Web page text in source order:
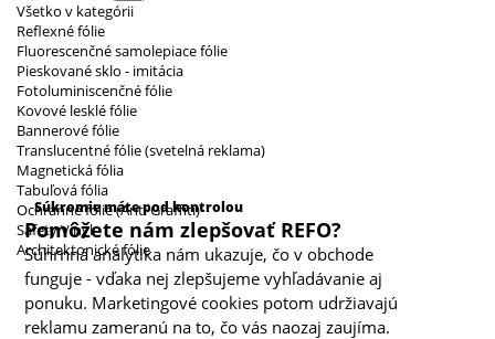
Všetko v kategórii
Reflexné fólie
Fluorescenčné samolepiace fólie
Pieskované sklo - imitácia
Fotoluminiscenčné fólie
Kovové lesklé fólie
Bannerové fólie
Translucentné fólie (svetelná reklama)
Magnetická fólia
Tabuľová fólia
Ochranné fólie (Anti Graffiti)
Safety Vinyl
Architektonické fólie
Súkromie máte pod kontrolou
Pomôžete nám zlepšovať REFO?
Súhrnná analytika nám ukazuje, čo v obchode
funguje - vďaka nej zlepšujeme vyhľadávanie aj
ponuku. Marketingové cookies potom udržiavajú
reklamu zameranú na to, čo vás naozaj zaujíma.
Kategórie cookies